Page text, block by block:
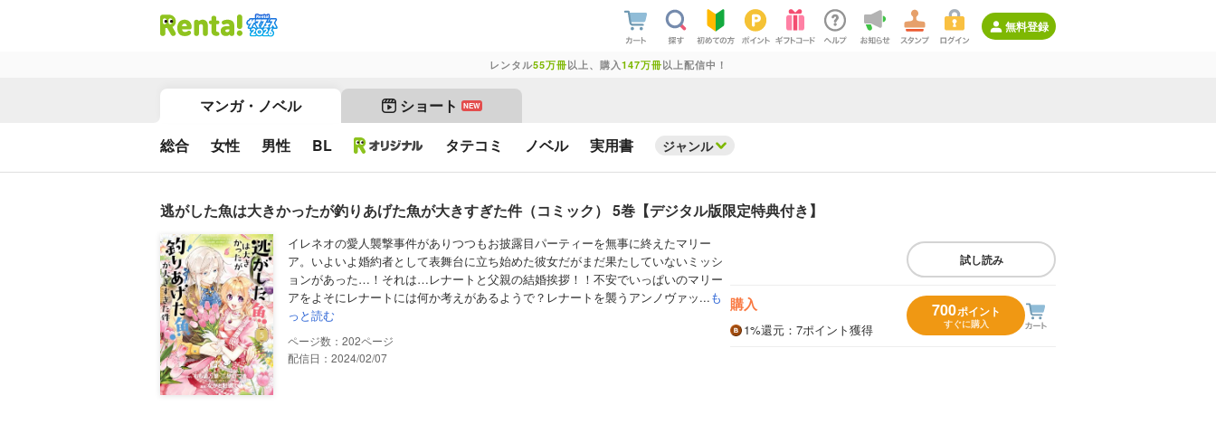
無料登録
レンタル55万冊以上、購入 147万冊以上配信中！
マンガ・ノベル ショート NEW
総合 女性 男性 BL タテコミ ノベル 実用書 ジャンル
逃がした魚は大きかったが釣りあげた魚が大きすぎた件（コミック） 5巻【デジタル版限定特典付き】
イレネオの愛人襲撃事件がありつつもお披露目パーティーを無事に終えたマリー
ア。いよいよ婚約者として表舞台に立ち始めた彼女だがまだ果たしていないミッシ
ョンがあった…！それは…レナートと父親の結婚挨拶！！不安でいっぱいのマリー
アをよそにレナートには何か考えがあるようで？レナートを襲うアンノヴァッ...も
っと読む
202
配信日：2024/02/07
試し読み
購入
1%還元 ：7ポイント獲得
700ポイント
すぐに購入